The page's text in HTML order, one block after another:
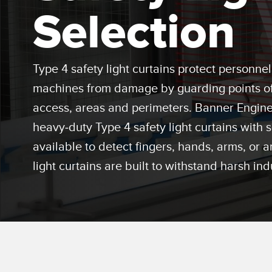
SYSTÈME D’E/S DÉPORTÉ
CONNECTIVITÉ
SOLUTIONS DE
SURVEILLANCE
SNAP SIGNAL
NOUVEAUX PRODUITS
ACCESSOIRES
TECHNOLOGIES
zone
ÉCLAIRAGE INDUSTRIEL
INDICATION D'ÉTAT
MESURE & INSPECTION
CONTRÔLE QUALITÉ
DÉTECTION DE VÉHICULES
MAINTENANCE
PRÉDICTIVE
APPLICATIONS RADAR
de
IO-Link
Selection
Type 4 safety light curtains protect
machines from damage by guarding points
access, areas and perimeters. Banner
heavy-duty Type 4 safety light curtains with
available to detect fingers, hands, arms, or
light curtains are built to withstand harsh